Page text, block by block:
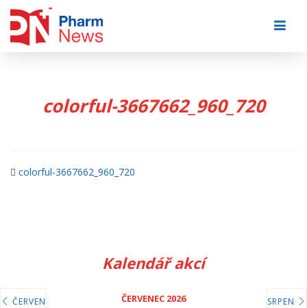
colorful-3667662_960_720
colorful-3667662_960_720
Kalendář akcí
ČERVEN ČERVENEC 2026 SRPEN